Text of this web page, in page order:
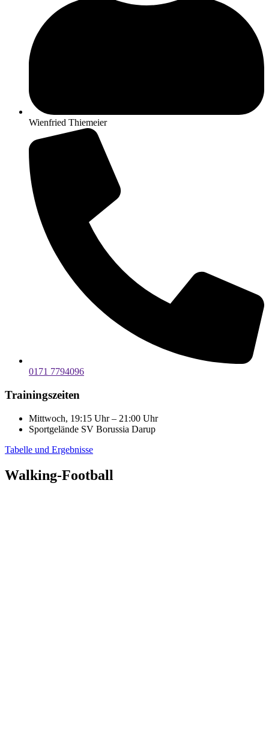
Wienfried Thiemeier
0171 7794096
Trainingszeiten
Mittwoch, 19:15 Uhr – 21:00 Uhr
Sportgelände SV Borussia Darup
Tabelle und Ergebnisse
Walking-Football